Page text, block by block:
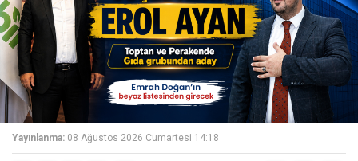
Yayınlanma: 08 Ağustos 2026 Cumartesi 14:18